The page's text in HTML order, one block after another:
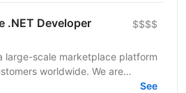
.NET Developer $$$$
large-scale marketplace platform
worldwide. We are
with strong expertise...See